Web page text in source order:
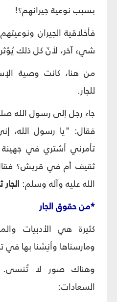
بسبب نوعية جيرانهم؟!
فأخلاقية الجيران
شيء آخر، لأنّ كل ذلك يُؤثر
من هنا، كانت وصية
للجار.
جاء رجل إلى رسول الله
فقال: "يا رسول الله،
تأمرني أشتري في
ثقيف أم في قريش؟
الله عليه وآله وسلم: الجار
*من حقوق الجار
كثيرة هي الأدبيات
ومارسناها وأنِسْنا بها في
وهناك صور لا
السعادات: